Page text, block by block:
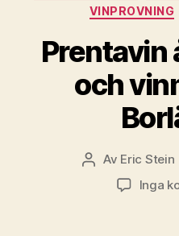
VINPROVNING
Prentavin
och
Inläggsförfattare
Av Eric Stein
Inga